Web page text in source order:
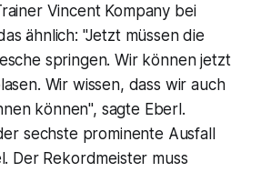
Vincent Kompany bei
ähnlich: "Jetzt müssen die
springen. Wir können jetzt
Wir wissen, dass wir auch
können", sagte Eberl.
sechste prominente Ausfall
Der Rekordmeister muss